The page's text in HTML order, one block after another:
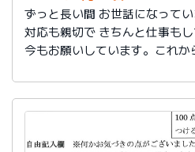
ずっと長い間 お世話になってい
対応も親切で きちんと仕事も
今もお願いしています。これか